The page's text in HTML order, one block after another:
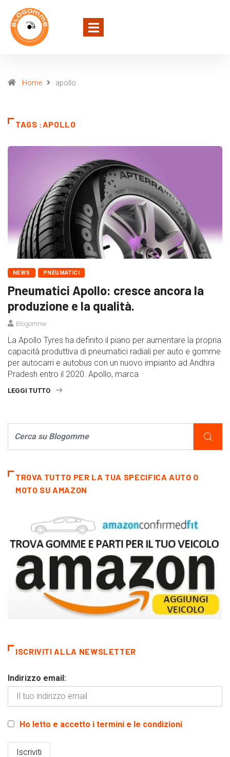
Home apollo
TAGS :APOLLO
NEWS PNEUMATICI
Pneumatici Apollo: cresce ancora la
produzione e la qualità.
Blogomme
La Apollo Tyres ha definito il piano per aumentare la propria
capacità produttiva di pneumatici radiali per auto e gomme
per autocarri e autobus con un nuovo impianto ad Andhra
Pradesh entro il 2020. Apollo, marca
LEGGI TUTTO
TROVA TUTTO PER LA TUA SPECIFICA AUTO O
MOTO SU AMAZON
ISCRIVITI ALLA NEWSLETTER
Indirizzo email:
Ho letto e accetto i termini e le condizioni